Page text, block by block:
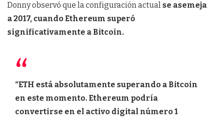
Donny observó que la configuración actual se asemeja
a 2017, cuando Ethereum superó
significativamente a Bitcoin.
“ETH está absolutamente superando a Bitcoin
en este momento. Ethereum podría
convertirse en el activo digital número 1